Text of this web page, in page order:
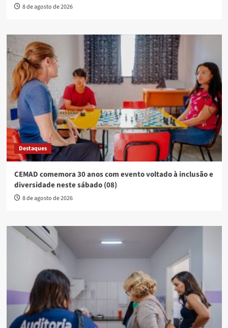
8 de agosto de 2026
Destaques
CEMAD comemora 30 anos com evento voltado à inclusão e
diversidade neste sábado (08)
8 de agosto de 2026